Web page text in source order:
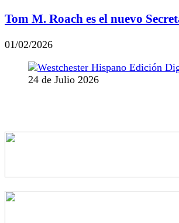
Tom M. Roach es el nuevo
01/02/2026
24 de Julio 2026